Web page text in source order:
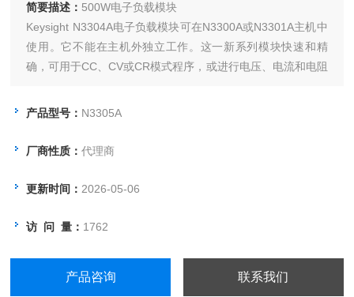
简要描述： 500W电子负载模块
Keysight N3304A电子负载模块可在N3300A或N3301A主机中
使用。它不能在主机外独立工作。这一新系列模块快速和精
确，可用于CC、CV或CR模式程序，或进行电压、电流和电阻
GPIB、RS-232上或手动操作。
产品型号： N3305A
厂商性质：代理商
更新时间：2026-05-06
访 问 量： 1762
产品咨询 联系我们